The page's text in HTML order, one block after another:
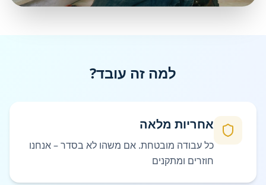
למה זה עובד?
אחריות מלאה
כל עבודה מובטחת. אם משהו לא בסדר – אנחנו
חוזרים ומתקנים